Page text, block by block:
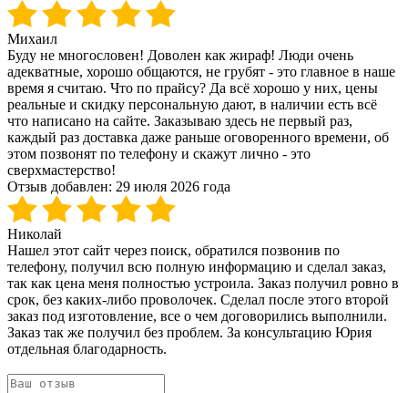
Михаил
Буду не многословен! Доволен как жираф! Люди очень
адекватные, хорошо общаются, не грубят - это главное в наше
время я считаю. Что по прайсу? Да всё хорошо у них, цены
реальные и скидку персональную дают, в наличии есть всё
что написано на сайте. Заказываю здесь не первый раз,
каждый раз доставка даже раньше оговоренного времени, об
этом позвонят по телефону и скажут лично - это
сверхмастерство!
Отзыв добавлен: 29 июля 2026 года
Николай
Нашел этот сайт через поиск, обратился позвонив по
телефону, получил всю полную информацию и сделал заказ,
так как цена меня полностью устроила. Заказ получил ровно в
срок, без каких-либо проволочек. Сделал после этого второй
заказ под изготовление, все о чем договорились выполнили.
Заказ так же получил без проблем. За консультацию Юрия
отдельная благодарность.